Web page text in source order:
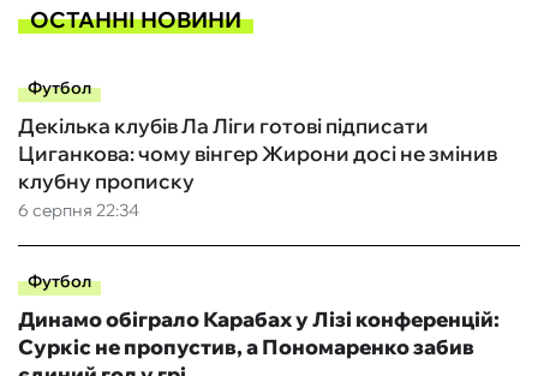
ОСТАННІ НОВИНИ
Футбол
6 серпня 22:34
Декілька клубів Ла Ліги готові підписати
Циганкова: чому вінгер Жирони досі не змінив
клубну прописку
Футбол
Динамо обіграло Карабах у Лізі конференцій:
Суркіс не пропустив, а Пономаренко забив